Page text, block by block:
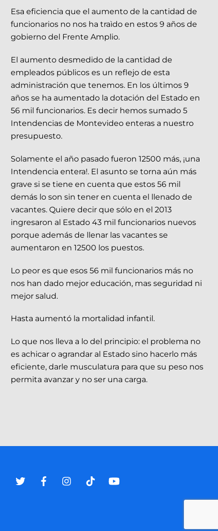
Esa eficiencia que el aumento de la cantidad de
funcionarios no nos ha traìdo en estos 9 años de
gobierno del Frente Amplio.
El aumento desmedido de la cantidad de
empleados públicos es un reflejo de esta
administración que tenemos. En los últimos 9
años se ha aumentado la dotación del Estado en
56 mil funcionarios. Es decir hemos sumado 5
Intendencias de Montevideo enteras a nuestro
presupuesto.
Solamente el año pasado fueron 12500 más, ¡una
Intendencia entera!. El asunto se torna aún más
grave si se tiene en cuenta que estos 56 mil
demás lo son sin tener en cuenta el llenado de
vacantes. Quiere decir que sólo en el 2013
ingresaron al Estado 43 mil funcionarios nuevos
porque además de llenar las vacantes se
aumentaron en 12500 los puestos.
Lo peor es que esos 56 mil funcionarios más no
nos han dado mejor educación, mas seguridad ni
mejor salud.
Hasta aumentó la mortalidad infantil.
Lo que nos lleva a lo del principio: el problema no
es achicar o agrandar al Estado sino hacerlo más
eficiente, darle musculatura para que su peso nos
permita avanzar y no ser una carga.